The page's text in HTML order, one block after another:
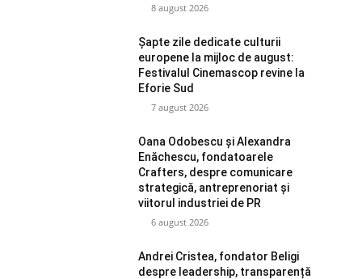
8 august 2026
Șapte zile dedicate culturii
europene la mijloc de august:
Festivalul Cinemascop revine la
Eforie Sud
7 august 2026
Oana Odobescu și Alexandra
Enăchescu, fondatoarele
Crafters, despre comunicare
strategică, antreprenoriat și
viitorul industriei de PR
6 august 2026
Andrei Cristea, fondator Beligi
despre leadership, transparență